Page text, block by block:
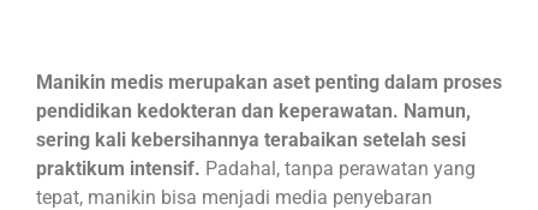
Manikin medis merupakan aset penting dalam proses
pendidikan kedokteran dan keperawatan. Namun,
sering kali kebersihannya terabaikan setelah sesi
praktikum intensif. Padahal, tanpa perawatan yang
tepat, manikin bisa menjadi media penyebaran